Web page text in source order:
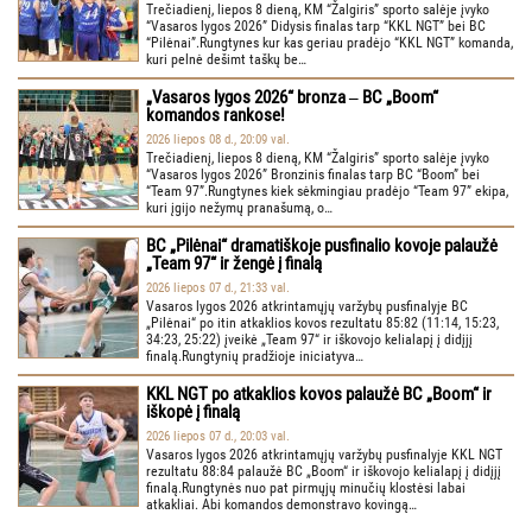
Trečiadienį, liepos 8 dieną, KM “Žalgiris” sporto salėje įvyko
“Vasaros lygos 2026” Didysis finalas tarp “KKL NGT” bei BC
“Pilėnai”.Rungtynes kur kas geriau pradėjo “KKL NGT” komanda,
kuri pelnė dešimt taškų be…
„Vasaros lygos 2026“ bronza ‒ BC „Boom“
komandos rankose!
2026 liepos 08 d., 20:09 val.
Trečiadienį, liepos 8 dieną, KM “Žalgiris” sporto salėje įvyko
“Vasaros lygos 2026” Bronzinis finalas tarp BC “Boom” bei
“Team 97”.Rungtynes kiek sėkmingiau pradėjo “Team 97” ekipa,
kuri įgijo nežymų pranašumą, o…
BC „Pilėnai“ dramatiškoje pusfinalio kovoje palaužė
„Team 97“ ir žengė į finalą
2026 liepos 07 d., 21:33 val.
Vasaros lygos 2026 atkrintamųjų varžybų pusfinalyje BC
„Pilėnai“ po itin atkaklios kovos rezultatu 85:82 (11:14, 15:23,
34:23, 25:22) įveikė „Team 97“ ir iškovojo kelialapį į didįjį
finalą.Rungtynių pradžioje iniciatyva…
KKL NGT po atkaklios kovos palaužė BC „Boom“ ir
iškopė į finalą
2026 liepos 07 d., 20:03 val.
Vasaros lygos 2026 atkrintamųjų varžybų pusfinalyje KKL NGT
rezultatu 88:84 palaužė BC „Boom“ ir iškovojo kelialapį į didįjį
finalą.Rungtynės nuo pat pirmųjų minučių klostėsi labai
atkakliai. Abi komandos demonstravo kovingą…